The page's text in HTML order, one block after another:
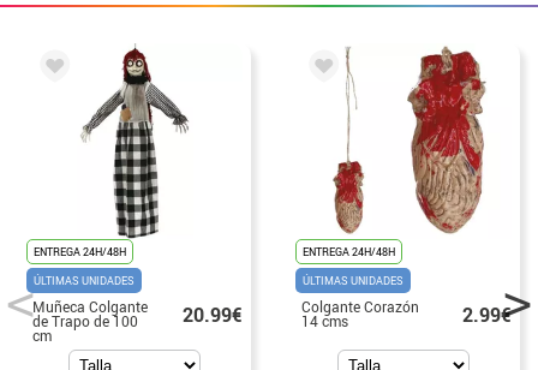
ENTREGA 24H/48H
ÚLTIMAS UNIDADES
Muñeca Colgante
de Trapo de 100
cm
20.99€
ENTREGA 24H/48H
ÚLTIMAS UNIDADES
Colgante Corazón
14 cms 2.99€